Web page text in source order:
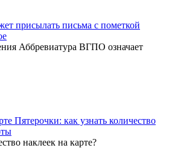
присылать письма с пометкой
Аббревиатура ВГПО означает
Пятерочки: как узнать количество
наклеек на карте?